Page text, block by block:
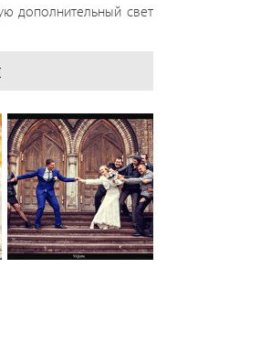
дополнительный свет